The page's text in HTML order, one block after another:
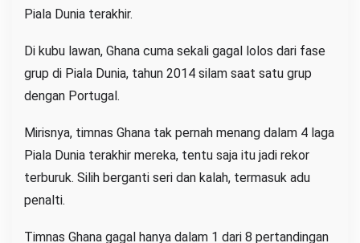
Piala Dunia terakhir.
Di kubu lawan, Ghana cuma sekali gagal lolos dari fase
grup di Piala Dunia, tahun 2014 silam saat satu grup
dengan Portugal.
Mirisnya, timnas Ghana tak pernah menang dalam 4 laga
Piala Dunia terakhir mereka, tentu saja itu jadi rekor
terburuk. Silih berganti seri dan kalah, termasuk adu
penalti.
Timnas Ghana gagal hanya dalam 1 dari 8 pertandingan